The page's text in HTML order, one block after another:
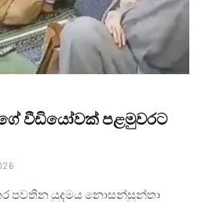
වීඩියෝවක් පළමුවරට
පවතින යුදමය නොසන්සුන්තා